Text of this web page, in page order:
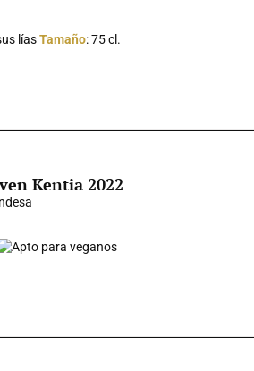
líasTamaño: 75 cl.
Kentia 2022
Apto para veganos